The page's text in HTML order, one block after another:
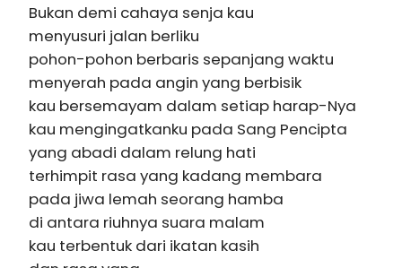
Bukan demi cahaya senja kau
menyusuri jalan berliku
pohon-pohon berbaris sepanjang waktu
menyerah pada angin yang berbisik
kau bersemayam dalam setiap harap-Nya
kau mengingatkanku pada Sang Pencipta
yang abadi dalam relung hati
terhimpit rasa yang kadang membara
pada jiwa lemah seorang hamba
di antara riuhnya suara malam
kau terbentuk dari ikatan kasih